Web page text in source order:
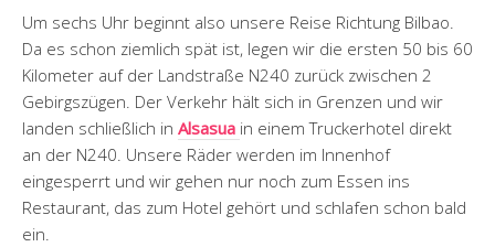
Um sechs Uhr beginnt also unsere Reise Richtung Bilbao.
Da es schon ziemlich spät ist, legen wir die ersten 50 bis 60
Kilometer auf der Landstraße N240 zurück zwischen 2
Gebirgszügen. Der Verkehr hält sich in Grenzen und wir
landen schließlich in Alsasua in einem Truckerhotel direkt
an der N240. Unsere Räder werden im Innenhof
eingesperrt und wir gehen nur noch zum Essen ins
Restaurant, das zum Hotel gehört und schlafen schon bald
ein.